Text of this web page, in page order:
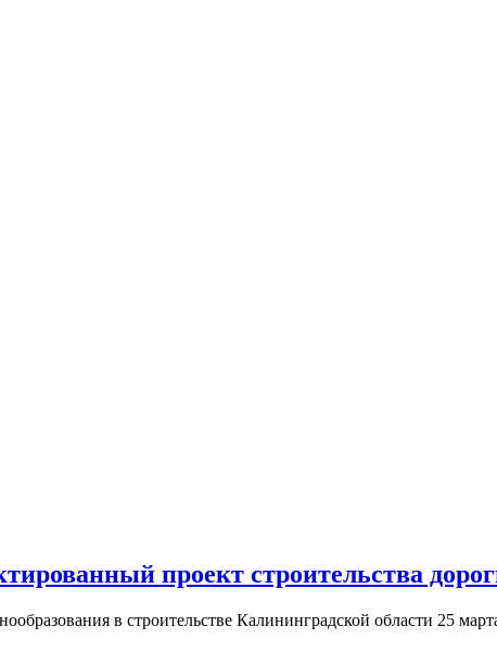
проект строительства
в строительстве Калининградской области 25